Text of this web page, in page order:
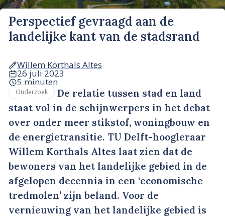
Perspectief gevraagd aan de
landelijke kant van de stadsrand
Willem Korthals Altes
26 juli 2023
5 minuten
Onderzoek
De relatie tussen stad en land
staat vol in de schijnwerpers in het debat
over onder meer stikstof, woningbouw en
de energietransitie. TU Delft-hoogleraar
Willem Korthals Altes laat zien dat de
bewoners van het landelijke gebied in de
afgelopen decennia in een ‘economische
tredmolen’ zijn beland. Voor de
vernieuwing van het landelijke gebied is